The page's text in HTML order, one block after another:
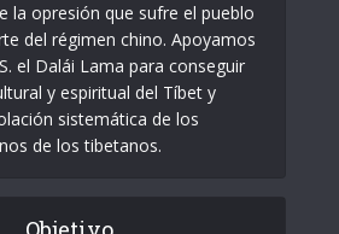
la opresión que sufre el pueblo
del régimen chino. Apoyamos
el Dalái Lama para conseguir
y espiritual del Tíbet y
sistemática de los
de los tibetanos.